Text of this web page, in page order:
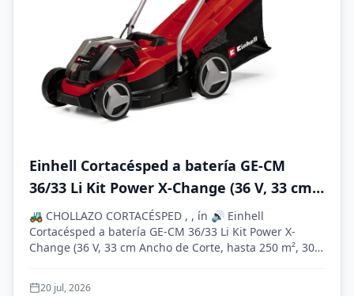
Einhell Cortacésped a batería GE-CM
36/33 Li Kit Power X-Change (36 V, 33 cm
Ancho de Corte, hasta 250 m², 30L Bolsa
recolectora, 25-65 mm Altura de Corte,
con 2X 2,5 Ah baterías + 2X cargadore)
🚜 CHOLLAZO CORTACÉSPED , , ín 🔊 Einhell
Cortacésped a batería GE-CM 36/33 Li Kit Power X-
Change (36 V, 33 cm Ancho de Corte, hasta 250 m², 30L
20 jul, 2026